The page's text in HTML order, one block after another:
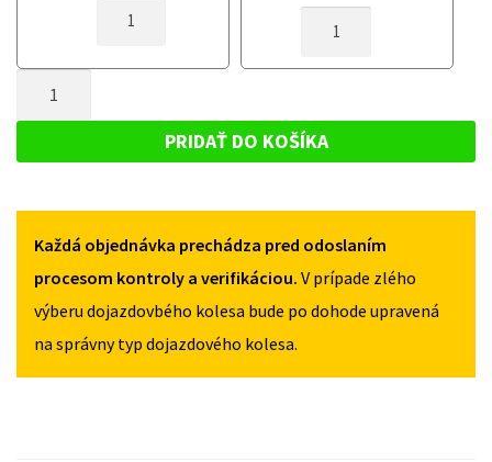
DOJAZDOVÉ
LEXUS
OD
135/80R17
DOJAZDOVÉ
OD
2006
LEXUS
2006
135/80R17
5X114,3
PRIDAŤ DO KOŠÍKA
Každá objednávka prechádza pred odoslaním
procesom kontroly a verifikáciou. V prípade zlého
výberu dojazdovbého kolesa bude po dohode upravená
na správny typ dojazdového kolesa.